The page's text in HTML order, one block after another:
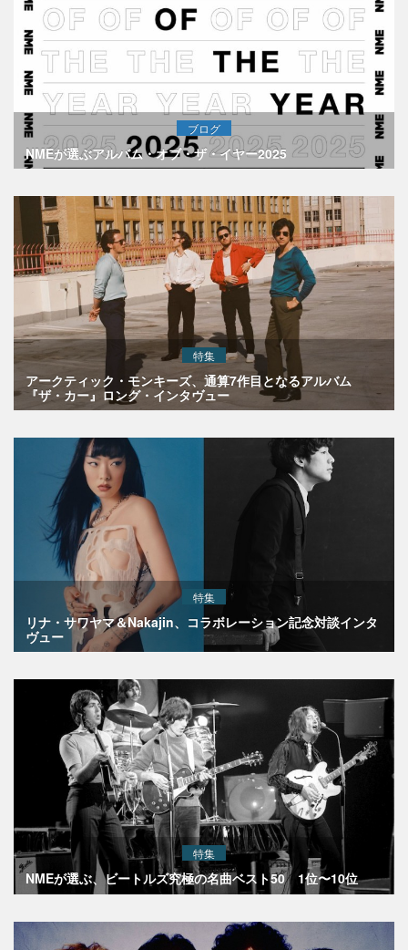
ブログ
NMEが選ぶアルバム・オブ・ザ・イヤー2025
特集
アークティック・モンキーズ、通算7作目となるアルバム
『ザ・カー』ロング・インタヴュー
特集
リナ・サワヤマ＆Nakajin、コラボレーション記念対談インタ
ヴュー
特集
NMEが選ぶ、ビートルズ究極の名曲ベスト50 1位〜10位